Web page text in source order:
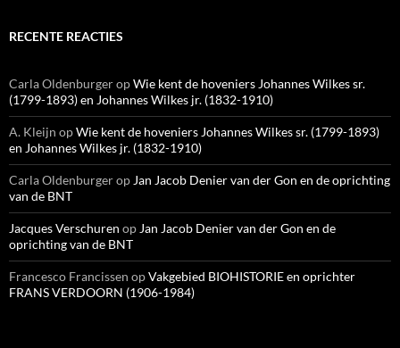
RECENTE REACTIES
Carla OldenburgeropWie kent de hoveniers Johannes Wilkes sr.
(1799-1893) en Johannes Wilkes jr. (1832-1910)
A. Kleijn opWie kent de hoveniers Johannes Wilkes sr. (1799-1893)
en Johannes Wilkes jr. (1832-1910)
Carla Oldenburgerop Jan Jacob Denier van der Gon en de oprichting
van de BNT
Jacques Verschuren op Jan Jacob Denier van der Gon en de
oprichting van de BNT
Francesco Francissen opVakgebied BIOHISTORIE en oprichter
FRANS VERDOORN (1906-1984)